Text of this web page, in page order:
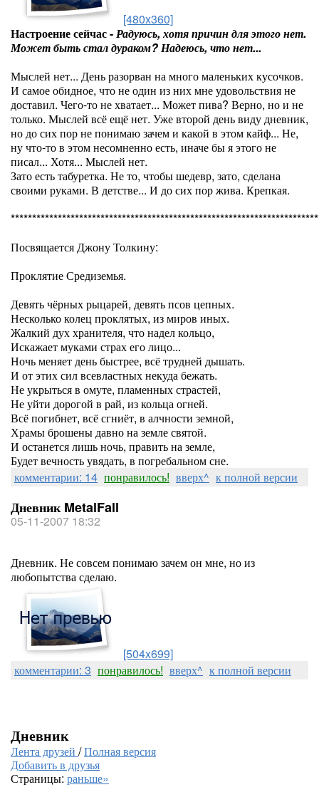
[480x360]
Настроение сейчас -Радуюсь, хотя причин для этого нет.
Может быть стал дураком? Надеюсь, что нет...
Мыслей нет... День разорван на много маленьких кусочков.
И самое обидное, что не один из них мне удовольствия не
доставил. Чего-то не хватает... Может пива? Верно, но и не
только. Мыслей всё ещё нет. Уже второй день виду дневник,
но до сих пор не понимаю зачем и какой в этом кайф... Не,
ну что-то в этом несомненно есть, иначе бы я этого не
писал... Хотя... Мыслей нет.
Зато есть табуретка. Не то, чтобы шедевр, зато, сделана
своими руками. В детстве... И до сих пор жива. Крепкая.
Посвящается Джону Толкину:
Проклятие Средиземья.
Девять чёрных рыцарей, девять псов цепных.
Несколько колец проклятых, из миров иных.
Жалкий дух хранителя, что надел кольцо,
Искажает муками страх его лицо...
Ночь меняет день быстрее, всё трудней дышать.
И от этих сил всевластных некуда бежать.
Не укрыться в омуте, пламенных страстей,
Не уйти дорогой в рай, из кольца огней.
Всё погибнет, всё сгниёт, в алчности земной,
Храмы брошены давно на земле святой.
И останется лишь ночь, править на земле,
Будет вечность увядать, в погребальном сне.
комментарии: 14 понравилось! вверх^ к полной версии
Дневник MetalFall
05-11-2007 18:32
Дневник. Не совсем понимаю зачем он мне, но из
любопытства сделаю.
[504x699]
комментарии: 3 понравилось! вверх^ к полной версии
Дневник
Лента друзей /Полная версия
Добавить в друзья
Страницы: раньше»